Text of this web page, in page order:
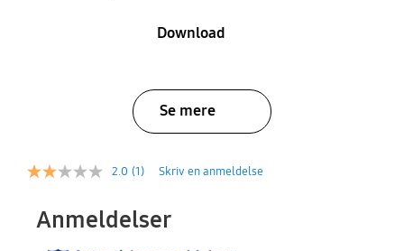
Download
Se mere
2.0 (1) Skriv en anmeldelse